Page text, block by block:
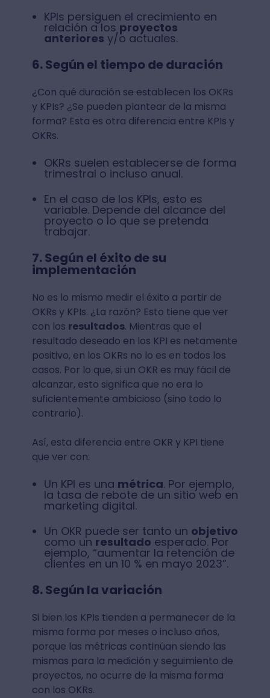
KPIs persiguen el crecimiento en
relación a los proyectos
anteriores y/o actuales.
6. Según el tiempo de duración
¿Con qué duración se establecen los OKRs
y KPIs? ¿Se pueden plantear de la misma
forma? Esta es otra diferencia entre KPIs y
OKRs.
OKRs suelen establecerse de forma
trimestral o incluso anual.
En el caso de los KPIs, esto es
variable. Depende del alcance del
proyecto o lo que se pretenda
trabajar.
7. Según el éxito de su
implementación
No es lo mismo medir el éxito a partir de
OKRs y KPIs. ¿La razón? Esto tiene que ver
con los resultados. Mientras que el
resultado deseado en los KPI es netamente
positivo, en los OKRs no lo es en todos los
casos. Por lo que, si un OKR es muy fácil de
alcanzar, esto significa que no era lo
suficientemente ambicioso (sino todo lo
contrario).
Así, esta diferencia entre OKR y KPI tiene
que ver con:
Un KPI es una métrica. Por ejemplo,
la tasa de rebote de un sitio web en
marketing digital.
Un OKR puede ser tanto un objetivo
como un resultado esperado. Por
ejemplo, “aumentar la retención de
clientes en un 10 % en mayo 2023”.
8. Según la variación
Si bien los KPIs tienden a permanecer de la
misma forma por meses o incluso años,
porque las métricas continúan siendo las
mismas para la medición y seguimiento de
proyectos, no ocurre de la misma forma
con los OKRs.